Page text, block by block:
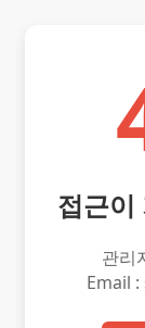
접근이
관리
Email